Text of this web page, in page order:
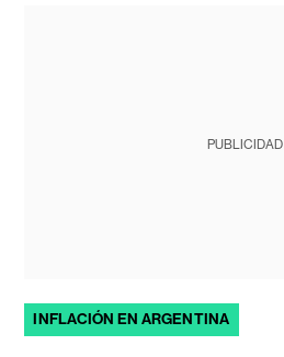
PUBLICIDAD
INFLACIÓN EN ARGENTINA